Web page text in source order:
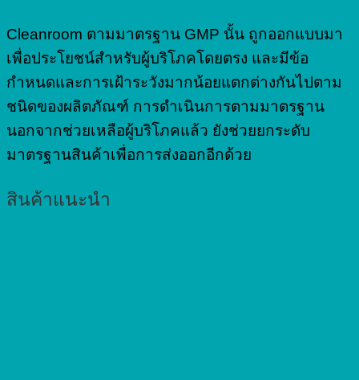
Cleanroom ตามมาตรฐาน GMP นั้น ถูกออกแบบมา
เพื่อประโยชน์สำหรับผู้บริโภคโดยตรง และมีข้อ
กำหนดและการเฝ้าระวังมากน้อยแตกต่างกันไปตาม
ชนิดของผลิตภัณฑ์ การดำเนินการตามมาตรฐาน
นอกจากช่วยเหลือผู้บริโภคแล้ว ยังช่วยยกระดับ
มาตรฐานสินค้าเพื่อการส่งออกอีกด้วย
สินค้าแนะนำ